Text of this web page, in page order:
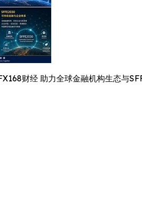
财经 助力全球金融机构生态与